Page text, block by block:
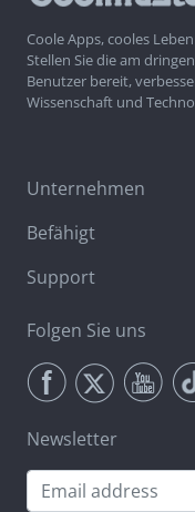
Coole Apps, cooles Leben
Stellen Sie die am
Benutzer bereit,
Wissenschaft und
Unternehmen
Befähigt
Support
Folgen Sie uns
Newsletter